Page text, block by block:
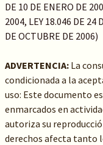
DE 10 DE ENERO DE
2004, LEY 18.046 DE 24
DE OCTUBRE DE 2006)
ADVERTENCIA:La
condicionada a la
uso: Este documento
enmarcados en
autoriza su
derechos afecta tanto